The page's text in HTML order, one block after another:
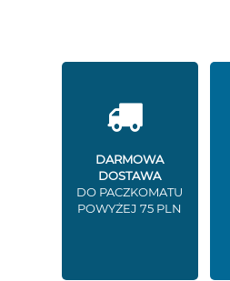
DARMOWA
DOSTAWA
DO PACZKOMATU
POWYŻEJ 75 PLN